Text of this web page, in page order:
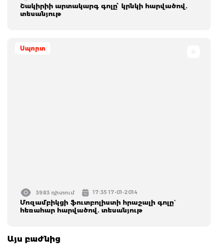
Շակիրիի արտակարգ գոլը՝ կրնկի հարվածով.
տեսանյութ
Սպորտ
3983 դիտում 17:35 17-01-2014
Մոզամբիկցի ֆուտբոլիստի հրաշալի գոլը`
հեռահար հարվածով. տեսանյութ
Այս բաժնից